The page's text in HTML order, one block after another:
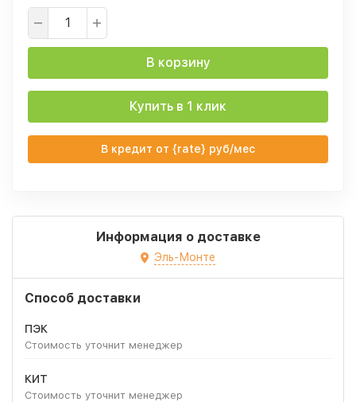
В корзину
Купить в 1 клик
В кредит от {rate} руб/мес
Информация о доставке
Эль-Монте
Способ доставки
ПЭК
Стоимость уточнит менеджер
КИТ
Стоимость уточнит менеджер